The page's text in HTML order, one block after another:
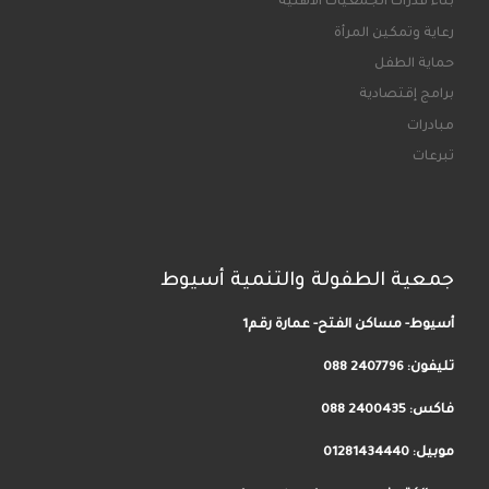
رعاية وتمكين المرأة
حماية الطفل
برامج إقتصادية
مبادرات
تبرعات
جمعية الطفولة والتنمية أسيوط
أسيوط- مساكن الفتح- عمارة رقم1
تليفون: 2407796 088
فاكس: 2400435 088
موبيل: 01281434440